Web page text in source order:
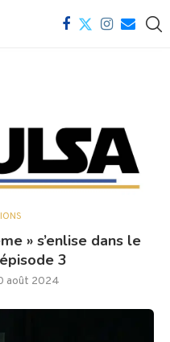
» s’enlise dans le
3
août 2024